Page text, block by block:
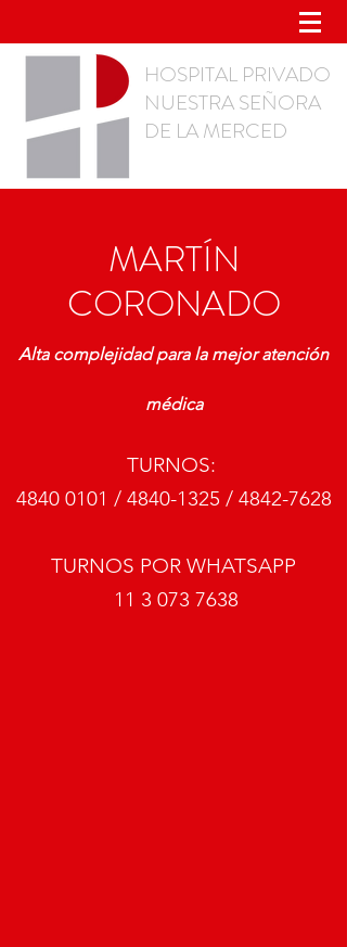
HOSPITAL PRIVADO
NUESTRA SEÑORA
DE LA MERCED
MARTÍN
CORONADO
Alta complejidad para la mejor atención
médica
TURNOS:
4840 0101 / 4840-1325 / 4842-7628
TURNOS POR WHATSAPP
11 3 073 7638